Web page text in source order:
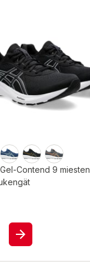
Contend 9 miesten